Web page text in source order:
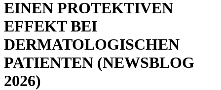
EINEN PROTEKTIVEN
EFFEKT BEI
DERMATOLOGISCHEN
PATIENTEN (NEWSBLOG
2026)